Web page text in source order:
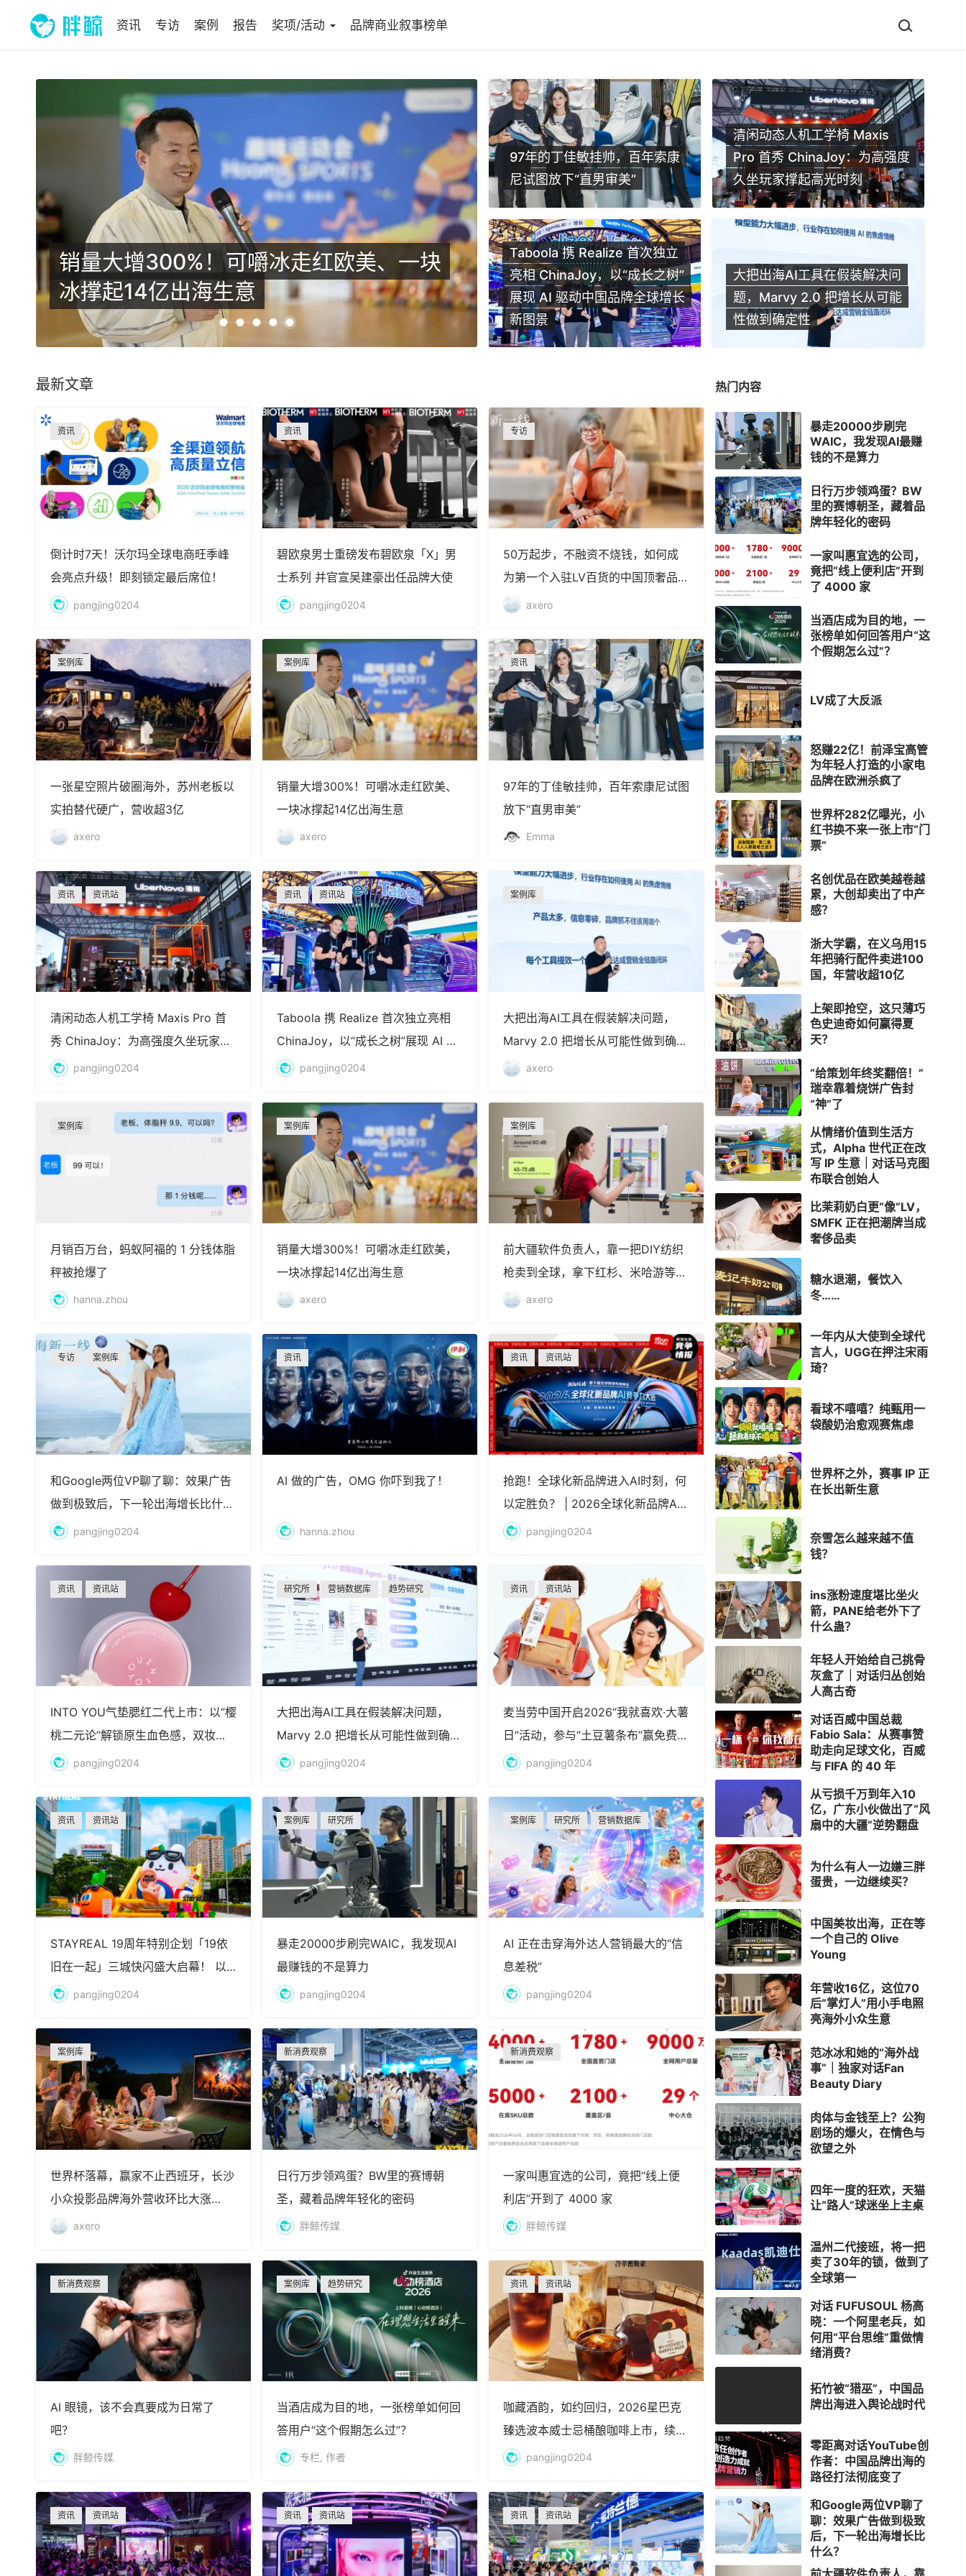
资讯 专访 案例 报告 奖项/活动 品牌商业叙事榜单
销量大增300%！可嚼冰走红欧美、一块
冰撑起14亿出海生意
倒计时7天！沃尔玛全球电商旺季峰会亮点
升级！即刻锁定最后席位！
97年的丁佳敏挂帅，百年索康
尼试图放下“直男审美”
清闲动态人机工学椅 Maxis
Pro 首秀 ChinaJoy：为高强度
久坐玩家撑起高光时刻
Taboola 携 Realize 首次独立
亮相 ChinaJoy，以“成长之树”
展现 AI 驱动中国品牌全球增长
新图景
大把出海AI工具在假装解决问
题，Marvy 2.0 把增长从可能
性做到确定性
最新文章
资讯
倒计时7天！沃尔玛全球电商旺季峰
会亮点升级！即刻锁定最后席位！
pangjing0204
资讯
碧欧泉男士重磅发布碧欧泉「X」男
士系列 并官宣吴建豪出任品牌大使
pangjing0204
专访
50万起步，不融资不烧钱，如何成
为第一个入驻LV百货的中国顶奢品牌
｜独家对话Sandriver沙涓创始人郭
axero
案例库
一张星空照片破圈海外，苏州老板以
实拍替代硬广，营收超3亿
axero
案例库
销量大增300%！可嚼冰走红欧美、
一块冰撑起14亿出海生意
axero
资讯
97年的丁佳敏挂帅，百年索康尼试图
放下“直男审美”
Emma
资讯 资讯站
清闲动态人机工学椅 Maxis Pro 首
秀 ChinaJoy：为高强度久坐玩家撑
起高光时刻
pangjing0204
资讯 资讯站
Taboola 携 Realize 首次独立亮相
ChinaJoy，以“成长之树”展现 AI 驱
动中国品牌全球增长新图景
pangjing0204
案例库
大把出海AI工具在假装解决问题，
Marvy 2.0 把增长从可能性做到确定
性
axero
案例库
月销百万台，蚂蚁阿福的 1 分钱体脂
秤被抢爆了
hanna.zhou
案例库
销量大增300%！可嚼冰走红欧美，
一块冰撑起14亿出海生意
axero
案例库
前大疆软件负责人，靠一把DIY纺织
枪卖到全球，拿下红杉、米哈游等过
亿融资axero
专访 案例库
和Google两位VP聊了聊：效果广告
做到极致后，下一轮出海增长比什
么？ pangjing0204
资讯
AI 做的广告，OMG 你吓到我了！
hanna.zhou
资讯 资讯站
抢跑！全球化新品牌进入AI时刻，何
以定胜负？ | 2026全球化新品牌AI
竞争力大会实录
pangjing0204
资讯 资讯站
INTO YOU气垫腮红二代上市：以“樱
桃二元论”解锁原生血色感，双妆效7
色打造氛围感颊彩
pangjing0204
研究所 营销数据库 趋势研究
大把出海AI工具在假装解决问题，
Marvy 2.0 把增长从可能性做到确定
性
pangjing0204
资讯 资讯站
麦当劳中国开启2026“我就喜欢·大薯
日”活动，参与“土豆薯条布”赢免费大
薯
pangjing0204
资讯 资讯站
STAYREAL 19周年特别企划「19依
旧在一起」三城快闪盛大启幕！ 以
19块拼图致敬同行时光，共赴全新旅
pangjing0204
案例库 研究所
暴走20000步刷完WAIC，我发现AI
最赚钱的不是算力
pangjing0204
案例库 研究所 营销数据库
AI 正在击穿海外达人营销最大的“信
息差税”
pangjing0204
案例库
世界杯落幕，赢家不止西班牙，长沙
小众投影品牌海外营收环比大涨
200%！
axero
新消费观察
日行万步领鸡蛋？BW里的赛博朝
圣，藏着品牌年轻化的密码
胖鲸传媒
新消费观察
一家叫惠宜选的公司，竟把“线上便
利店”开到了 4000 家
胖鲸传媒
新消费观察
AI 眼镜，该不会真要成为日常了
吧？
胖鲸传媒
案例库 趋势研究
当酒店成为目的地，一张榜单如何回
答用户“这个假期怎么过”？
专栏, 作者
资讯 资讯站
咖藏酒韵，如约回归，2026星巴克
臻选波本威士忌桶酿咖啡上市，续写
风味新章pangjing0204
资讯 资讯站 资讯 资讯站 资讯 资讯站
热门内容
暴走20000步刷完
WAIC，我发现AI最赚
钱的不是算力
日行万步领鸡蛋？BW
里的赛博朝圣，藏着品
牌年轻化的密码
一家叫惠宜选的公司，
竟把“线上便利店”开到
了 4000 家
当酒店成为目的地，一
张榜单如何回答用户“这
个假期怎么过”？
LV成了大反派
怒赚22亿！前泽宝高管
为年轻人打造的小家电
品牌在欧洲杀疯了
世界杯282亿曝光，小
红书换不来一张上市“门
票”
名创优品在欧美越卷越
累，大创却卖出了中产
感？
浙大学霸，在义乌用15
年把骑行配件卖进100
国，年营收超10亿
上架即抢空，这只薄巧
色史迪奇如何赢得夏
天？
“给策划年终奖翻倍！”
瑞幸靠着烧饼广告封
“神”了
从情绪价值到生活方
式，Alpha 世代正在改
写 IP 生意｜对话马克图
布联合创始人
比茉莉奶白更“像”LV，
SMFK 正在把潮牌当成
奢侈品卖
糖水退潮，餐饮入
冬……
一年内从大使到全球代
言人，UGG在押注宋雨
琦？
看球不嘻嘻？纯甄用一
袋酸奶治愈观赛焦虑
世界杯之外，赛事 IP 正
在长出新生意
奈雪怎么越来越不值
钱？
ins涨粉速度堪比坐火
箭，PANE给老外下了
什么蛊？
年轻人开始给自己挑骨
灰盒了｜对话归丛创始
人高古奇
对话百威中国总裁
Fabio Sala：从赛事赞
助走向足球文化，百威
与 FIFA 的 40 年
从亏损千万到年入10
亿，广东小伙做出了“风
扇中的大疆”逆势翻盘
为什么有人一边嫌三胖
蛋贵，一边继续买？
中国美妆出海，正在等
一个自己的 Olive
Young
年营收16亿，这位70
后“掌灯人”用小手电照
亮海外小众生意
范冰冰和她的“海外战
事”｜独家对话Fan
Beauty Diary
肉体与金钱至上？公狗
剧场的爆火，在情色与
欲望之外
四年一度的狂欢，天猫
让“路人”球迷坐上主桌
温州二代接班，将一把
卖了30年的锁，做到了
全球第一
对话 FUFUSOUL 杨高
晓：一个阿里老兵，如
何用“平台思维”重做情
绪消费？
拓竹被“猎巫”，中国品
牌出海进入舆论战时代
零距离对话YouTube创
作者：中国品牌出海的
路径打法彻底变了
和Google两位VP聊了
聊：效果广告做到极致
后，下一轮出海增长比
什么？